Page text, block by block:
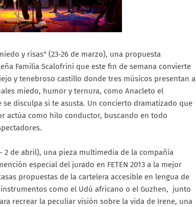
y risas" (23-26 de marzo), una propuesta
Familia Scalofrini que este fin de semana convierte
y tenebroso castillo donde tres músicos presentan a
miedo, humor y ternura, como Anacleto el
disculpa si te asusta. Un concierto dramatizado que
actúa como hilo conductor, buscando en todo
2 de abril), una pieza multimedia de la compañía
especial del jurado en FETEN 2013 a la mejor
propuestas de la cartelera accesible en lengua de
como el Udú africano o el Guzhen, junto
recrear la peculiar visión sobre la vida de Irene, una